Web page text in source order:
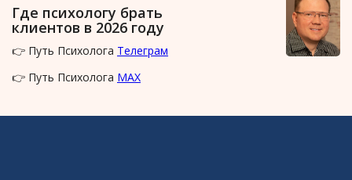
Где психологу брать
клиентов в 2026 году
👉 Путь Психолога Телеграм
👉 Путь Психолога MAX